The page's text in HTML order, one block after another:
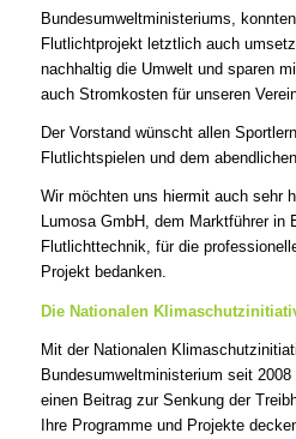
Bundesumweltministeriums,
Flutlichtprojekt letztlich auch
nachhaltig die Umwelt und sparen
auch Stromkosten für unseren
Der Vorstand wünscht allen
Flutlichtspielen und dem
Wir möchten uns hiermit auch sehr
Lumosa GmbH, dem Marktführer in
Flutlichttechnik, für die
Projekt bedanken.
Die Nationalen
Mit der Nationalen
Bundesumweltministerium seit
einen Beitrag zur Senkung der
Ihre Programme und Projekte